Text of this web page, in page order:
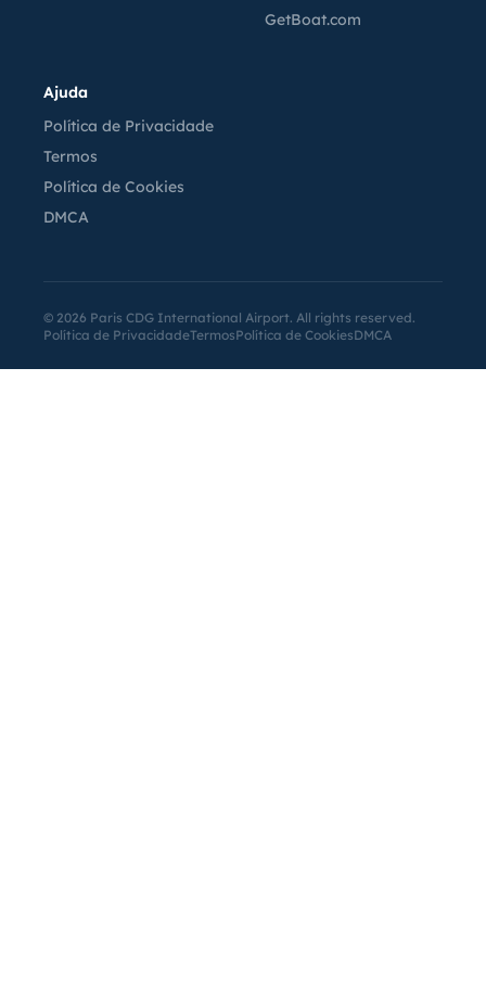
GetBoat.com
Ajuda
Política de Privacidade
Termos
Política de Cookies
DMCA
© 2026 Paris CDG International Airport. All rights reserved.
Política de PrivacidadeTermosPolítica de CookiesDMCA